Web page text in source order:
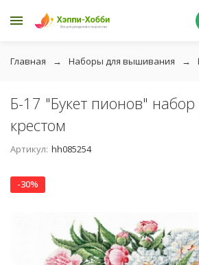
Главная Наборы для вышивания
Б-17 "Букет пионов"
крестом
Артикул: hh085254
-30%